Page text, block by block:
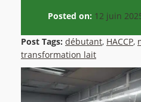
Posted on: 12 juin
Post Tags: débutant, HACCP,
transformation lait